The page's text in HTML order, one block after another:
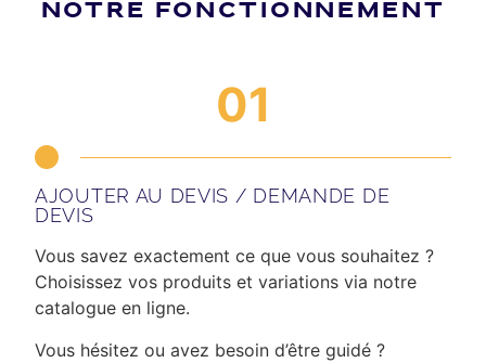
NOTRE FONCTIONNEMENT
01
AJOUTER AU DEVIS / DEMANDE DE
DEVIS
Vous savez exactement ce que vous souhaitez ?
Choisissez vos produits et variations via notre
catalogue en ligne.
Vous hésitez ou avez besoin d’être guidé ?